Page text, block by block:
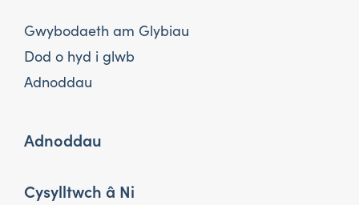
Gwybodaeth am Glybiau
Dod o hyd i glwb
Adnoddau
Adnoddau
Cysylltwch â Ni